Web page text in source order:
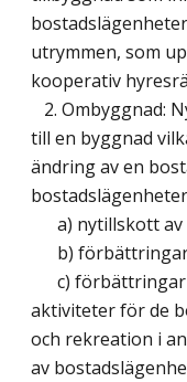
utrymmen, som
kooperativ
2. Ombyggnad:
till en byggnad
ändring av en
a) nytillskott av
b) förbättringar
c) förbättringar
aktiviteter för de
och rekreation i
av